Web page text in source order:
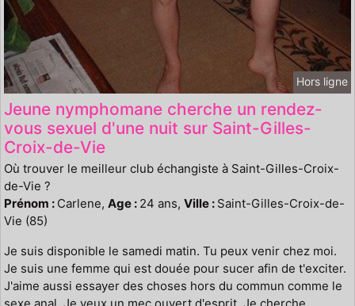
Hors ligne
Jeune nymphomane cherche un rendez-
vous sexuel d'une nuit sur Saint-Gilles-
Croix-de-Vie
Où trouver le meilleur club échangiste à Saint-Gilles-Croix-
de-Vie ?
Prénom : Carlene, Age : 24 ans, Ville : Saint-Gilles-Croix-de-
Vie (85)
Je suis disponible le samedi matin. Tu peux venir chez moi.
Je suis une femme qui est douée pour sucer afin de t'exciter.
J'aime aussi essayer des choses hors du commun comme le
sexe anal. Je veux un mec ouvert d'esprit. Je cherche